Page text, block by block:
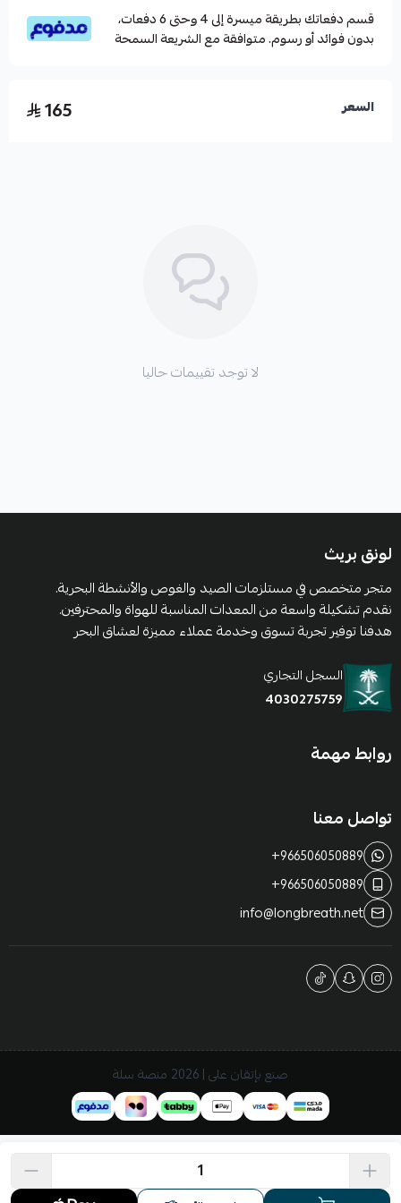
قسم دفعاتك بطريقة ميسرة إلى 4 وحتى 6 دفعات،
بدون فوائد أو رسوم. متوافقة مع الشريعة السمحة
السعر 165
لا توجد تقييمات حاليا
لونق بريث
متجر متخصص في مستلزمات الصيد والغوص والأنشطة البحرية.
نقدم تشكيلة واسعة من المعدات المناسبة للهواة والمحترفين.
هدفنا توفير تجربة تسوق وخدمة عملاء مميزة لعشاق البحر
السجل التجاري
4030275759
روابط مهمة
تواصل معنا
+966506050889
+966506050889
info@longbreath.net
صنع بإتقان على | 2026 منصة سلة